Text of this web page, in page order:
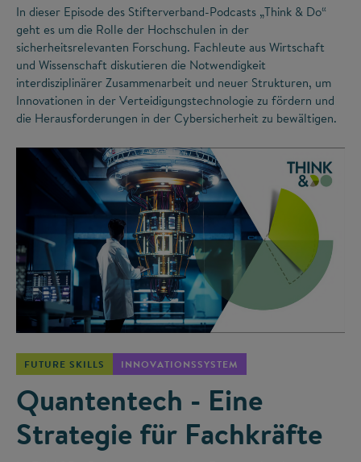
In dieser Episode des Stifterverband-Podcasts „Think & Do“
geht es um die Rolle der Hochschulen in der
sicherheitsrelevanten Forschung. Fachleute aus Wirtschaft
und Wissenschaft diskutieren die Notwendigkeit
interdisziplinärer Zusammenarbeit und neuer Strukturen, um
Innovationen in der Verteidigungstechnologie zu fördern und
die Herausforderungen in der Cybersicherheit zu bewältigen.
FUTURE SKILLS INNOVATIONSSYSTEM
Quantentech - Eine
Strategie für Fachkräfte